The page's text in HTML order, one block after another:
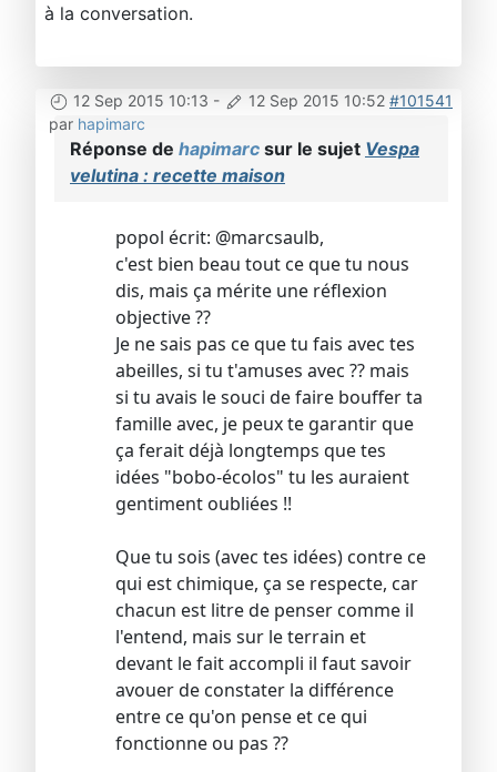
à la conversation.
12 Sep 2015 10:13 - 12 Sep 2015 10:52 #101541
par hapimarc
Réponse de hapimarc sur le sujet Vespa
velutina : recette maison
popol écrit: @marcsaulb,
c'est bien beau tout ce que tu nous
dis, mais ça mérite une réflexion
objective ??
Je ne sais pas ce que tu fais avec tes
abeilles, si tu t'amuses avec ?? mais
si tu avais le souci de faire bouffer ta
famille avec, je peux te garantir que
ça ferait déjà longtemps que tes
idées "bobo-écolos" tu les auraient
gentiment oubliées !!
Que tu sois (avec tes idées) contre ce
qui est chimique, ça se respecte, car
chacun est litre de penser comme il
l'entend, mais sur le terrain et
devant le fait accompli il faut savoir
avouer de constater la différence
entre ce qu'on pense et ce qui
fonctionne ou pas ??